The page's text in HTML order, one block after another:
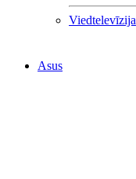
Viedtelevīzija
Asus